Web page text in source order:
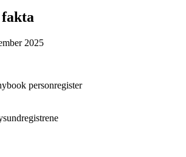
2025
personregister